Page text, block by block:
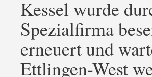
Kessel wurde
Spezialfirma
erneuert und
Ettlingen-West